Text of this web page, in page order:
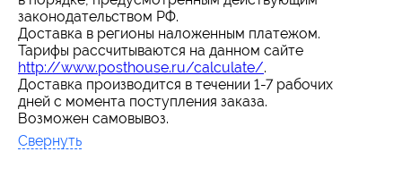
законодательством РФ.
Доставка в регионы наложенным платежом.
Тарифы рассчитываются на данном сайте
http://www.posthouse.ru/calculate/.
Доставка производится в течении 1-7рабочих
дней с момента поступления заказа.
Возможен самовывоз.
Свернуть